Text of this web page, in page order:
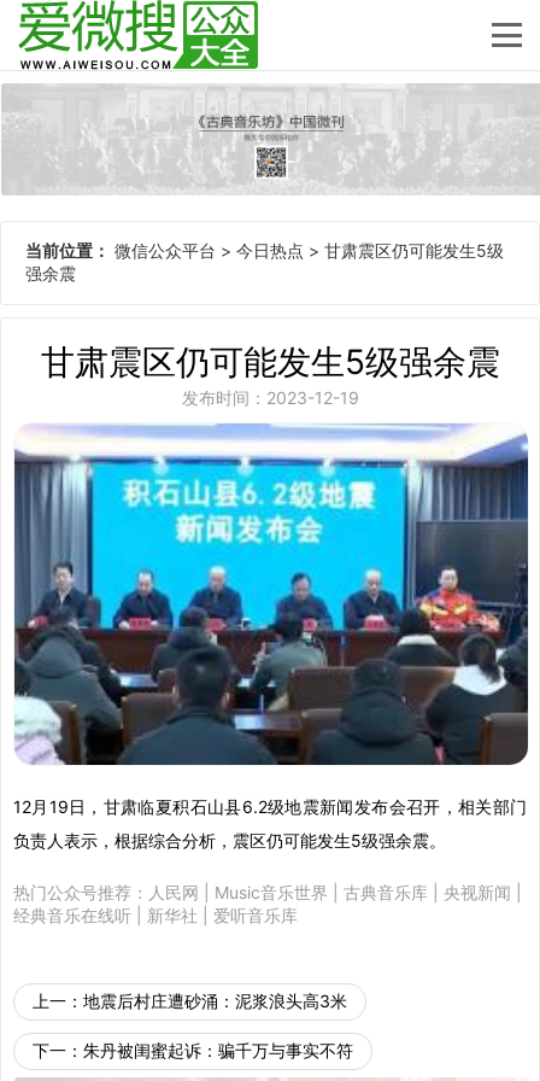
当前位置： 微信公众平台 > 今日热点 > 甘肃震区仍可能发生5级
强余震
甘肃震区仍可能发生5级强余震
发布时间：2023-12-19
12月19日，甘肃临夏积石山县6.2级地震新闻发布会召开，相关部门
负责人表示，根据综合分析，震区仍可能发生5级强余震。
热门公众号推荐： 人民网 Music音乐世界 古典音乐库 央视新闻
经典音乐在线听
新华社 爱听音乐库
上一： 地震后村庄遭砂涌：泥浆浪头高3米
下一： 朱丹被闺蜜起诉：骗千万与事实不符